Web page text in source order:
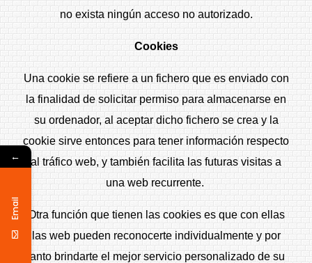
no exista ningún acceso no autorizado.
Cookies
Una cookie se refiere a un fichero que es enviado con
la finalidad de solicitar permiso para almacenarse en
su ordenador, al aceptar dicho fichero se crea y la
cookie sirve entonces para tener información respecto
al tráfico web, y también facilita las futuras visitas a
una web recurrente.
Otra función que tienen las cookies es que con ellas
las web pueden reconocerte individualmente y por
tanto brindarte el mejor servicio personalizado de su
←
Email